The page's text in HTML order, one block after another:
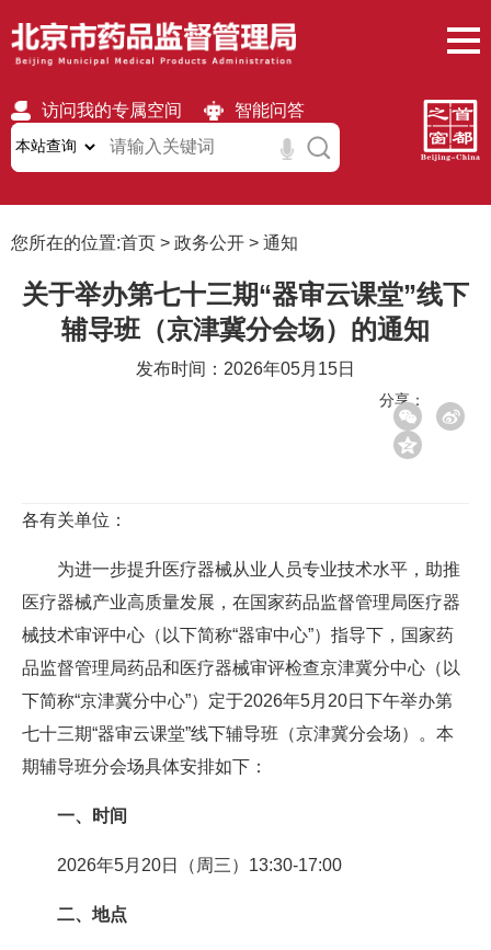
访问我的专属空间 智能问答
无障碍 繁體 移动版
您所在的位置:首页 > 政务公开 > 通知
关于举办第七十三期“器审云课堂”线下
辅导班（京津冀分会场）的通知
发布时间：2026年05月15日
分享：
各有关单位：
为进一步提升医疗器械从业人员专业技术水平，助推
医疗器械产业高质量发展，在国家药品监督管理局医疗器
械技术审评中心（以下简称“器审中心”）指导下，国家药
品监督管理局药品和医疗器械审评检查京津冀分中心（以
下简称“京津冀分中心”）定于2026年5月20日下午举办第
七十三期“器审云课堂”线下辅导班（京津冀分会场）。本
期辅导班分会场具体安排如下：
一、时间
2026年5月20日（周三）13:30-17:00
二、地点